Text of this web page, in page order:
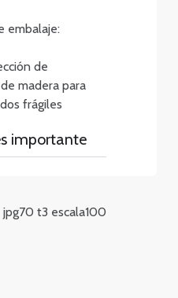
embalaje:
de
madera para
frágiles
importante